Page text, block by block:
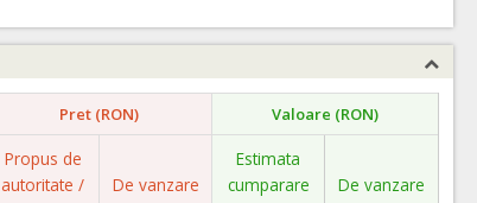
Pret (RON) Valoare (RON)
Propus de
autoritate /
De vanzare
Estimata
cumparare
De vanzare